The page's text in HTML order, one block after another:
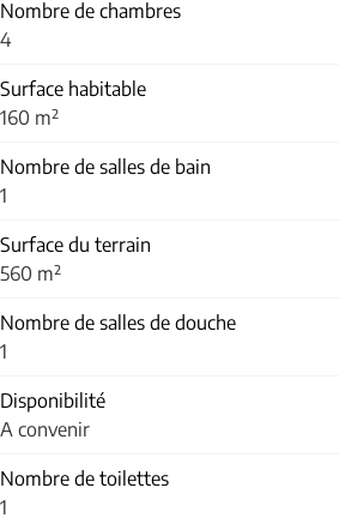
Nombre de chambres
4
Surface habitable
160 m²
Nombre de salles de bain
1
Surface du terrain
560 m²
Nombre de salles de douche
1
Disponibilité
A convenir
Nombre de toilettes
1